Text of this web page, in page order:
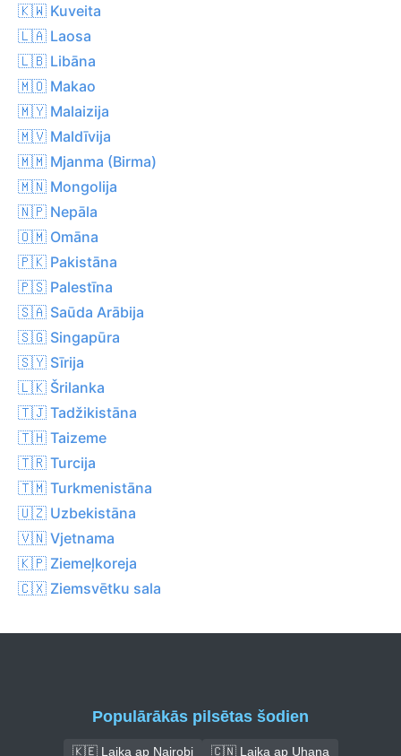
🇰🇼 Kuveita
🇱🇦 Laosa
🇱🇧 Libāna
🇲🇴 Makao
🇲🇾 Malaizija
🇲🇻 Maldīvija
🇲🇲 Mjanma (Birma)
🇲🇳 Mongolija
🇳🇵 Nepāla
🇴🇲 Omāna
🇵🇰 Pakistāna
🇵🇸 Palestīna
🇸🇦 Saūda Arābija
🇸🇬 Singapūra
🇸🇾 Sīrija
🇱🇰 Šrilanka
🇹🇯 Tadžikistāna
🇹🇭 Taizeme
🇹🇷 Turcija
🇹🇲 Turkmenistāna
🇺🇿 Uzbekistāna
🇻🇳 Vjetnama
🇰🇵 Ziemeļkoreja
🇨🇽 Ziemsvētku sala
Populārākās pilsētas šodien
🇰🇪 Laika ap Nairobi
🇨🇳 Laika ap Uhaņa